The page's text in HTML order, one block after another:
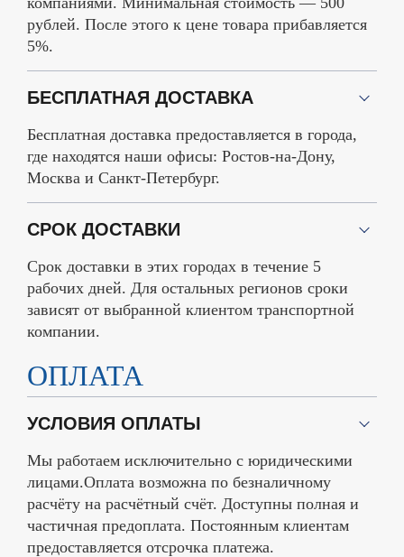
рублей. После этого к цене товара прибавляется
5%.
БЕСПЛАТНАЯ ДОСТАВКА
Бесплатная доставка предоставляется в города,
где находятся наши офисы: Ростов-на-Дону,
Москва и Санкт-Петербург.
СРОК ДОСТАВКИ
Срок доставки в этих городах в течение 5
рабочих дней. Для остальных регионов сроки
зависят от выбранной клиентом транспортной
компании.
ОПЛАТА
УСЛОВИЯ ОПЛАТЫ
Мы работаем исключительно с юридическими
лицами.Оплата возможна по безналичному
расчёту на расчётный счёт. Доступны полная и
частичная предоплата. Постоянным клиентам
предоставляется отсрочка платежа.